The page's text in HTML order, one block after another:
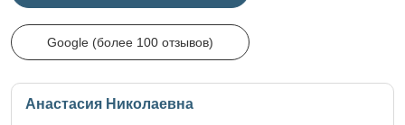
Google (более 100 отзывов)
Анастасия Николаевна